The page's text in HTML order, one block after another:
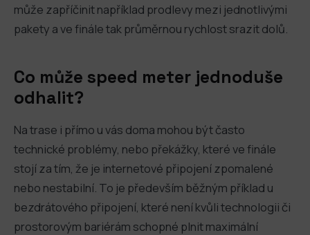
může zapříčinit například prodlevy mezi jednotlivými
pakety a ve finále tak průměrnou rychlost srazit dolů.
Co může speed meter jednoduše
odhalit?
Na trase i přímo u vás doma mohou být často
technické problémy, nebo překážky, které ve finále
stojí za tím, že je internetové připojení zpomalené
nebo nestabilní. To je především běžným příklad u
bezdrátového připojení, které není kvůli technologii či
prostorovým bariérám schopné plnit maximální